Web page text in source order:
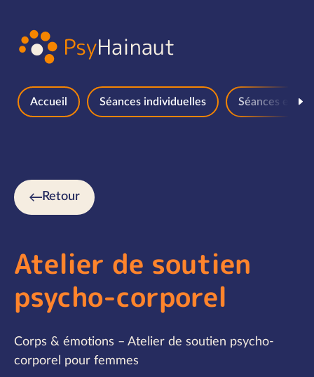
Accueil Séances individuelles Séances en
Retour
Atelier de soutien
psycho-corporel
Corps & émotions – Atelier de soutien psycho-
corporel pour femmes